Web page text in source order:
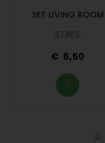
SET LIVING ROOM
STAFIL
6,50